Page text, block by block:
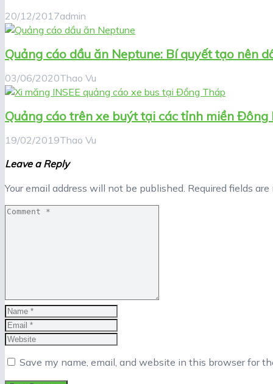
20/12/2017admin
Quảng cáo dầu ăn Neptune: Bí quyết tạo nên
03/06/2020Thao Vu
Quảng cáo trên xe buýt tại các tỉnh miền Đông
19/02/2019Thao Vu
Leave a Reply
Your email address will not be published. Required fields
Save my name, email, and website in this browser for